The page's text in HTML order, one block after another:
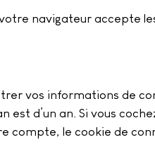
navigateur accepte
vos informations de
est d’un an. Si vous
compte, le cookie de